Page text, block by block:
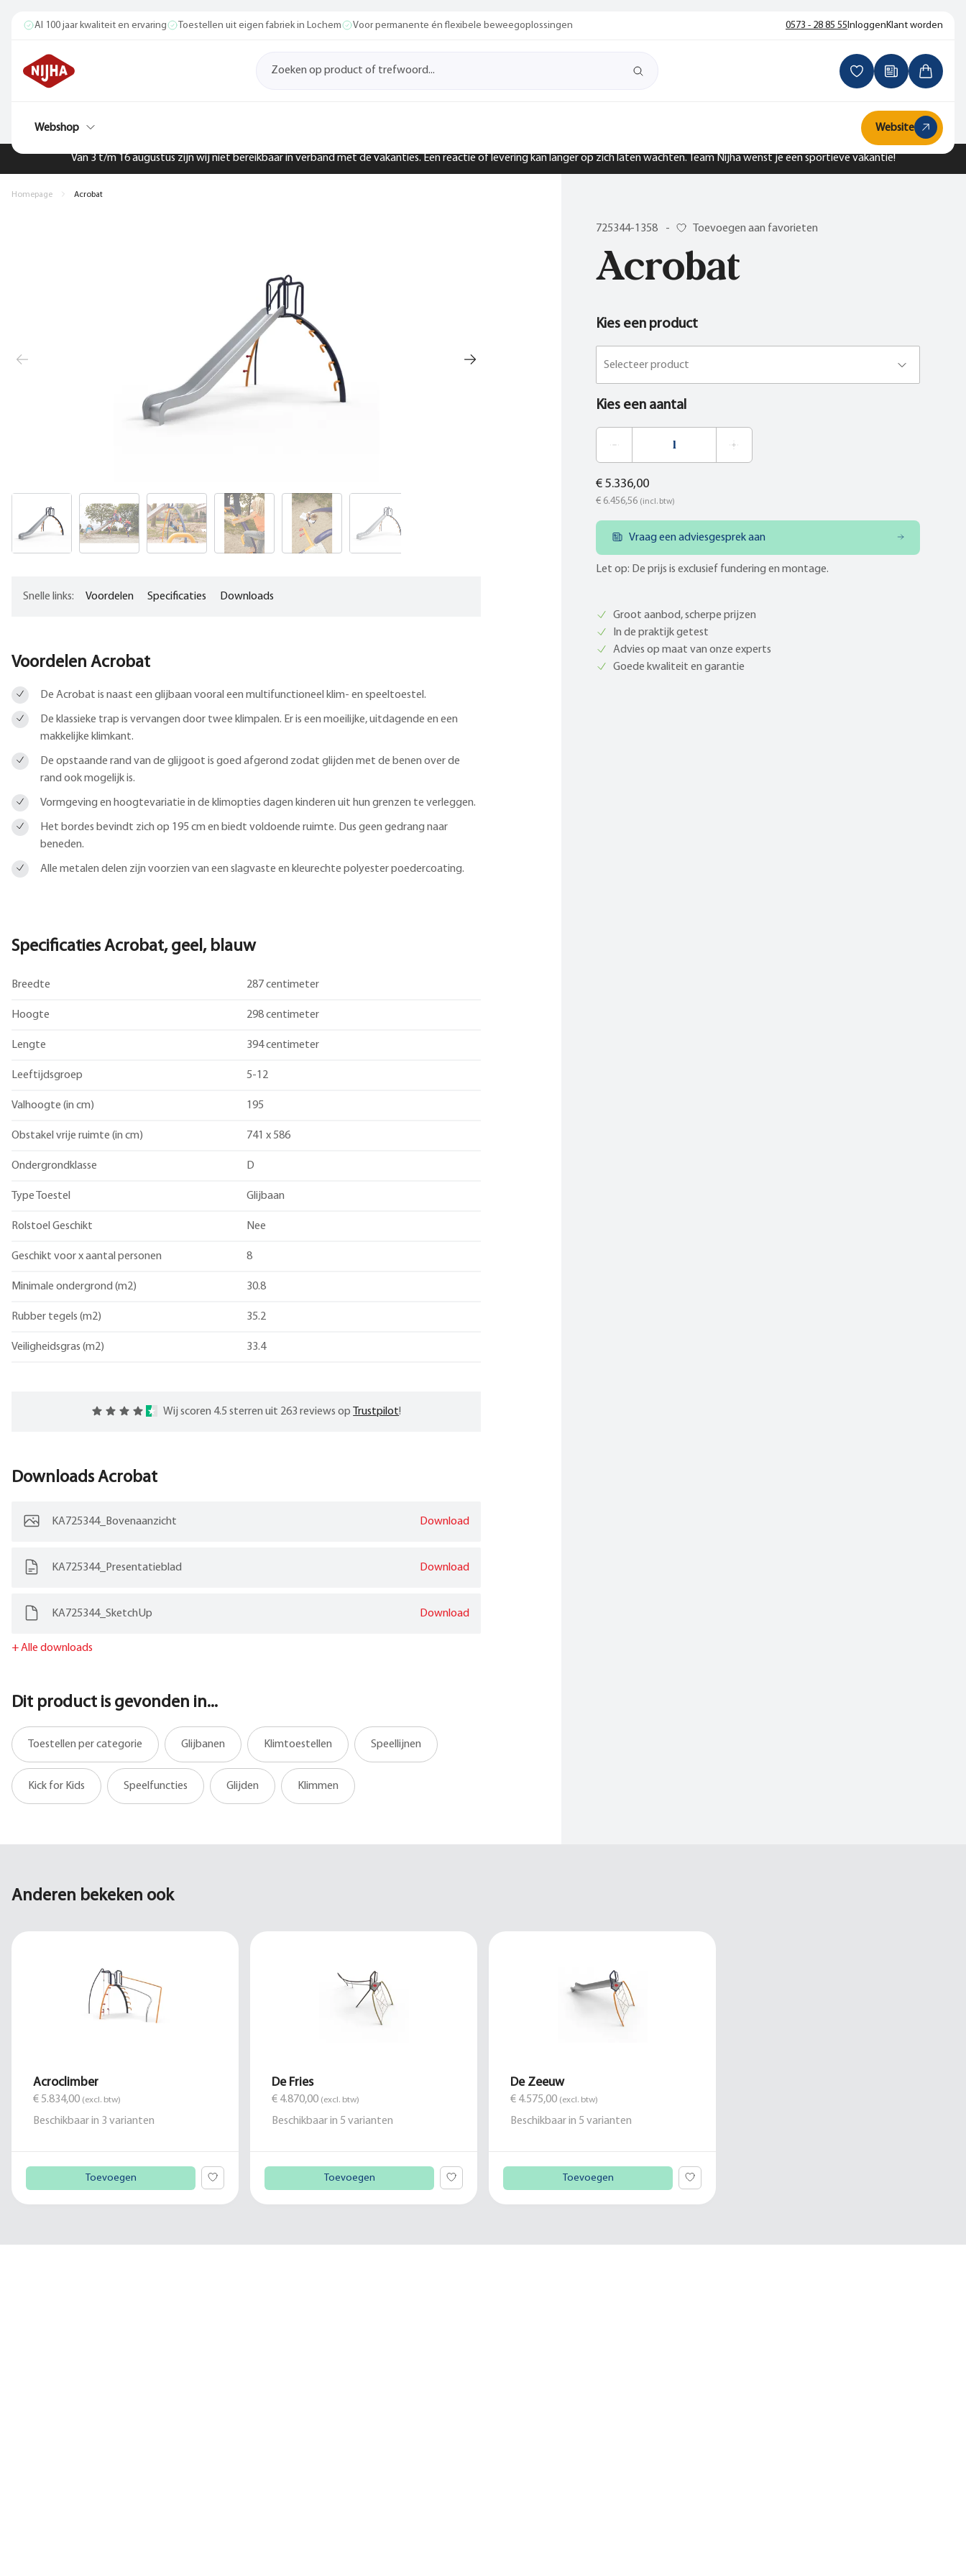
Van 3 t/m 16 augustus zijn wij niet bereikbaar in verband met de vakanties. Een reactie of levering kan langer op zich laten wachten. Team Nijha wenst je een sportieve vakantie!
Al 100 jaar kwaliteit en ervaring Toestellen uit eigen fabriek in Lochem Voor permanente én flexibele beweegoplossingen 0573 - 28 85 55InloggenKlant worden
Webshop Website
725344-1358 - Toevoegen aan favorieten
Acrobat
Kies een product
Selecteer product
Kies een aantal
€ 5.336,00
€ 6.456,56 (incl. btw)
Vraag een adviesgesprek aan
Let op: De prijs is exclusief fundering en montage.
Groot aanbod, scherpe prijzen
In de praktijk getest
Advies op maat van onze experts
Goede kwaliteit en garantie
Homepage Acrobat
Snelle links: Voordelen Specificaties Downloads
Voordelen Acrobat
De Acrobat is naast een glijbaan vooral een multifunctioneel klim- en speeltoestel.
De klassieke trap is vervangen door twee klimpalen. Er is een moeilijke, uitdagende en een
makkelijke klimkant.
De opstaande rand van de glijgoot is goed afgerond zodat glijden met de benen over de
rand ook mogelijk is.
Vormgeving en hoogtevariatie in de klimopties dagen kinderen uit hun grenzen te verleggen.
Het bordes bevindt zich op 195 cm en biedt voldoende ruimte. Dus geen gedrang naar
beneden.
Alle metalen delen zijn voorzien van een slagvaste en kleurechte polyester poedercoating.
Specificaties Acrobat, geel, blauw
Breedte 287 centimeter
Hoogte 298 centimeter
Lengte 394 centimeter
Leeftijdsgroep 5-12
Valhoogte (in cm) 195
Obstakel vrije ruimte (in cm) 741 x 586
Ondergrondklasse D
Type Toestel Glijbaan
Rolstoel Geschikt Nee
Geschikt voor x aantal personen 8
Minimale ondergrond (m2) 30.8
Rubber tegels (m2) 35.2
Veiligheidsgras (m2) 33.4
Wij scoren 4.5 sterren uit 263 reviews op Trustpilot!
DownloadsAcrobat
KA725344_Bovenaanzicht Download
KA725344_Presentatieblad Download
KA725344_SketchUp Download
+Alle downloads
Dit product is gevonden in...
Toestellen per categorie Glijbanen Klimtoestellen Speellijnen
Kick for Kids Speelfuncties Glijden Klimmen
Anderen bekeken ook
Acroclimber
€ 5.834,00 (excl. btw)
Beschikbaar in 3 varianten
Toevoegen
De Fries
€ 4.870,00 (excl. btw)
Beschikbaar in 5 varianten
Toevoegen
De Zeeuw
€ 4.575,00 (excl. btw)
Beschikbaar in 5 varianten
Toevoegen